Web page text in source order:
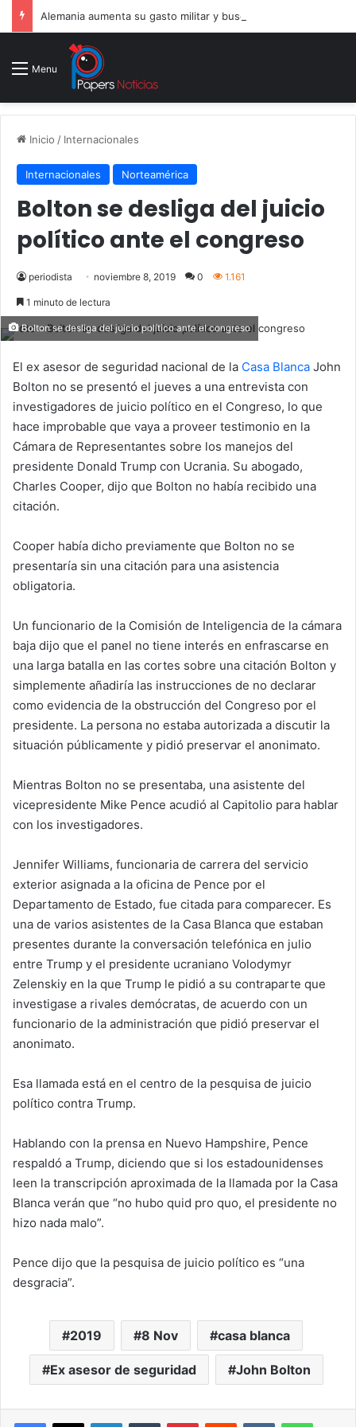
Menu
Inicio / Internacionales
Internacionales Norteamérica
Bolton se desliga del juicio
político ante el congreso
periodista noviembre 8, 2019 0 1.161
1 minuto de lectura
Bolton se desliga del juicio político ante el congreso
El ex asesor de seguridad nacional de la Casa Blanca John
Bolton no se presentó el jueves a una entrevista con
investigadores de juicio político en el Congreso, lo que
hace improbable que vaya a proveer testimonio en la
Cámara de Representantes sobre los manejos del
presidente Donald Trump con Ucrania. Su abogado,
Charles Cooper, dijo que Bolton no había recibido una
citación.
Cooper había dicho previamente que Bolton no se
presentaría sin una citación para una asistencia
obligatoria.
Un funcionario de la Comisión de Inteligencia de la cámara
baja dijo que el panel no tiene interés en enfrascarse en
una larga batalla en las cortes sobre una citación Bolton y
simplemente añadiría las instrucciones de no declarar
como evidencia de la obstrucción del Congreso por el
presidente. La persona no estaba autorizada a discutir la
situación públicamente y pidió preservar el anonimato.
Mientras Bolton no se presentaba, una asistente del
vicepresidente Mike Pence acudió al Capitolio para hablar
con los investigadores.
Jennifer Williams, funcionaria de carrera del servicio
exterior asignada a la oficina de Pence por el
Departamento de Estado, fue citada para comparecer. Es
una de varios asistentes de la Casa Blanca que estaban
presentes durante la conversación telefónica en julio
entre Trump y el presidente ucraniano Volodymyr
Zelenskiy en la que Trump le pidió a su contraparte que
investigase a rivales demócratas, de acuerdo con un
funcionario de la administración que pidió preservar el
anonimato.
Esa llamada está en el centro de la pesquisa de juicio
político contra Trump.
Hablando con la prensa en Nuevo Hampshire, Pence
respaldó a Trump, diciendo que si los estadounidenses
leen la transcripción aproximada de la llamada por la Casa
Blanca verán que “no hubo quid pro quo, el presidente no
hizo nada malo”.
Pence dijo que la pesquisa de juicio político es “una
desgracia”.
2019 8 Nov casa blanca
Ex asesor de seguridad John Bolton
LinkedInTumblr PinterestReddit VKontakte